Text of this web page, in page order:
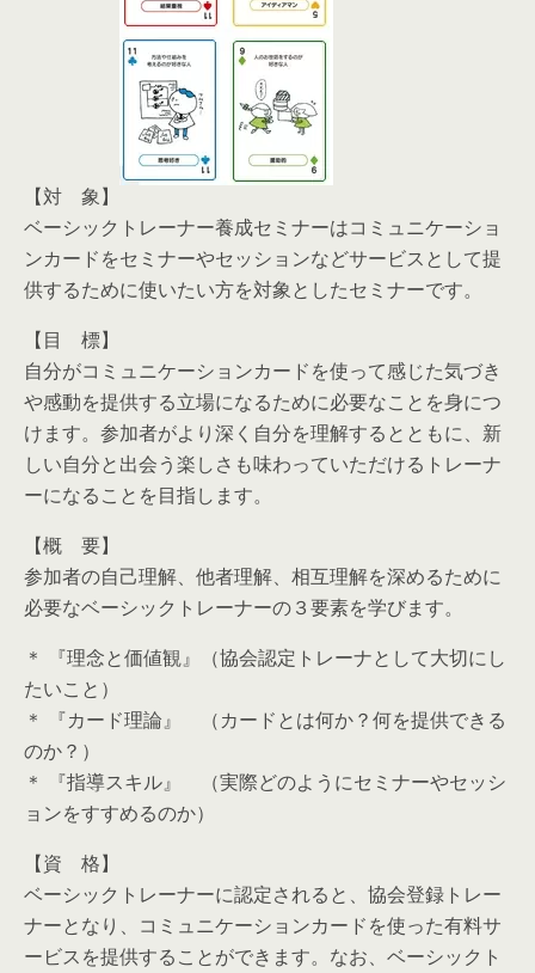
【対 象】
ベーシックトレーナー養成セミナーはコミュニケーショ
ンカードをセミナーやセッションなどサービスとして提
供するために使いたい方を対象としたセミナーです。
【目 標】
自分がコミュニケーションカードを使って感じた気づき
や感動を提供する立場になるために必要なことを身につ
けます。参加者がより深く自分を理解するとともに、新
しい自分と出会う楽しさも味わっていただけるトレーナ
ーになることを目指します。
【概 要】
参加者の自己理解、他者理解、相互理解を深めるために
必要なベーシックトレーナーの３要素を学びます。
＊ 『理念と価値観』（協会認定トレーナとして大切にし
たいこと）
＊ 『カード理論』 （カードとは何か？何を提供できる
のか？）
＊ 『指導スキル』 （実際どのようにセミナーやセッシ
ョンをすすめるのか）
【資 格】
ベーシックトレーナーに認定されると、協会登録トレー
ナーとなり、コミュニケーションカードを使った有料サ
ービスを提供することができます。なお、ベーシックト